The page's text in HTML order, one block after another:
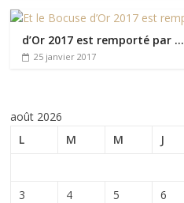
d’Or 2017 est remporté par …
25 janvier 2017
août 2026
L
M M J
3
4 5 6